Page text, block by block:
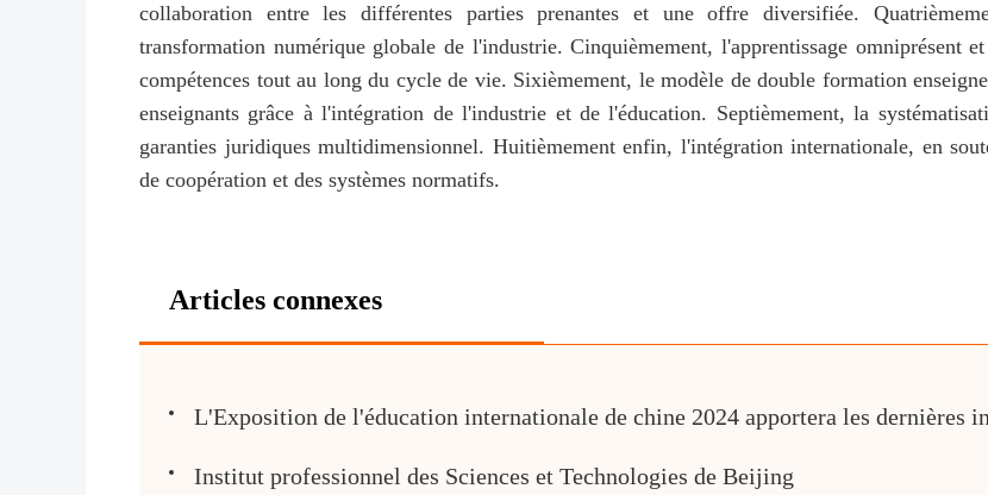
collaboration entre les différentes parties prenantes et une offre diversifiée.
transformation numérique globale de l'industrie. Cinquièmement, l'apprentissage omniprésent
compétences tout au long du cycle de vie. Sixièmement, le modèle de double formation
enseignants grâce à l'intégration de l'industrie et de l'éducation. Septièmement, la
garanties juridiques multidimensionnel. Huitièmement enfin, l'intégration internationale, en
de coopération et des systèmes normatifs.
Articles connexes
L'Exposition de l'éducation internationale de chine 2024 apportera les dernières
Institut professionnel des Sciences et Technologies de Beijing